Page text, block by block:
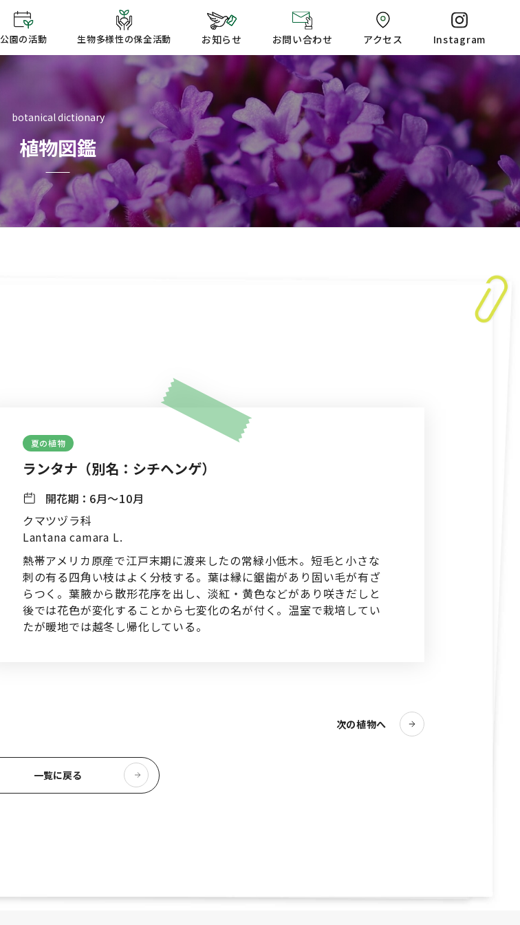
公園の活動 生物多様性の保全活動 お知らせ お問い合わせ アクセス Instagram
botanical dictionary
植物図鑑
夏の植物
ランタナ（別名：シチヘンゲ）
開花期： 6月〜10月
クマツヅラ科
Lantana camara L.
熱帯アメリカ原産で江戸末期に渡来したの常緑小低木。短毛と小さな
刺の有る四角い枝はよく分枝する。葉は縁に鋸歯があり固い毛が有ざ
らつく。葉腋から散形花序を出し、淡紅・黄色などがあり咲きだしと
後では花色が変化することから七変化の名が付く。温室で栽培してい
たが暖地では越冬し帰化している。
一覧に戻る
次の植物へ